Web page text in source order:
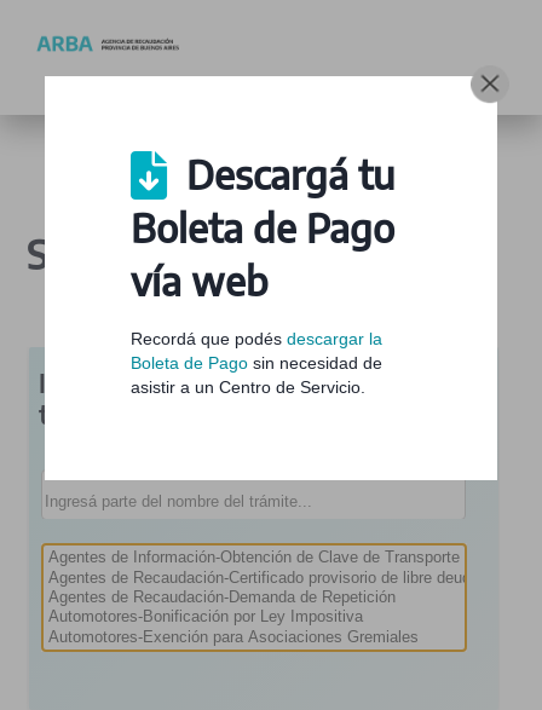
Solicitá tu turno
Ingresá el nombre o seleccioná el
trámite
Descargá tu
Boleta de Pago
vía web
Recordá que podésdescargar la
Boleta de Pagosin necesidad de
asistir a un Centro de Servicio.